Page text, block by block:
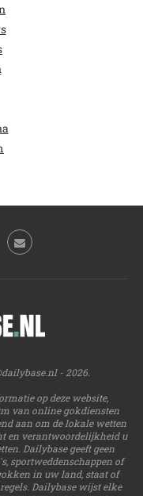
- 2026.
op deze website,
van online gokdiensten
aan om de lokale wetten
en verantwoordelijkheid u
Dailybase geeft geen
sportweddenschappen of
in uw land, staat of
Dailybase wijst elke